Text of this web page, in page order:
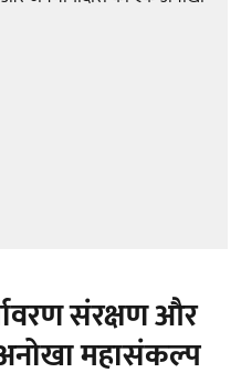
संरक्षण और
महासंकल्प